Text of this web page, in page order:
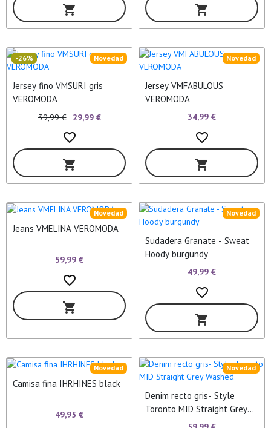
shopping_cart
shopping_cart
Jersey fino VMSURI gris
VEROMODA
Novedad
-26%
39,99 € 29,99 €
favorite_border
shopping_cart
Jersey VMFABULOUS
VEROMODA
Novedad
34,99 €
favorite_border
shopping_cart
Jeans VMELINA VEROMODA
Novedad
59,99 €
favorite_border
shopping_cart
Sudadera Granate - Sweat
Hoody burgundy
Novedad
49,99 €
favorite_border
shopping_cart
Camisa fina IHRHINES black
Novedad
49,95 €
Denim recto gris- Style
Toronto MID Straight Grey
Novedad